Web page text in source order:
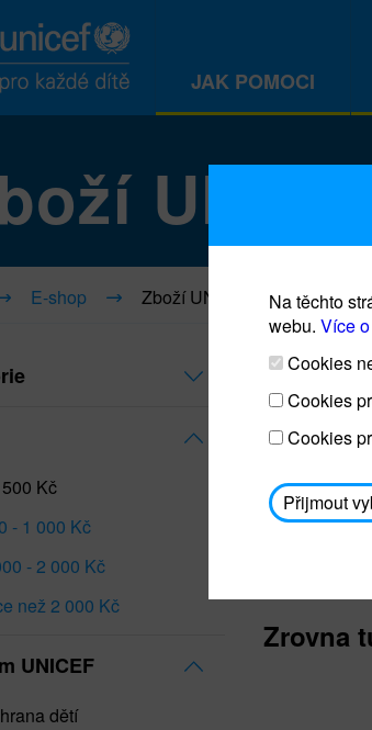
JAK POMOCI
E-shop Zboží UNICEF
Kč
- 1 000 Kč
- 2 000 Kč
než 2 000 Kč
UNICEF
dětí
Zrovna
Na těchto
webu. Více
Cookies
Cookies
Cookies
Přijmout